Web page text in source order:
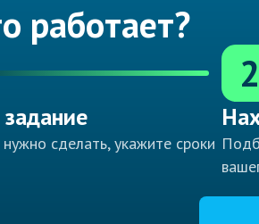
работает?
сделать, укажите сроки
2